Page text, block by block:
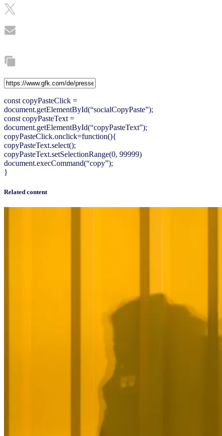
const copyPasteClick =
document.getElementById(“socialCopyPaste”);
const copyPasteText =
document.getElementById(“copyPasteText”);
copyPasteClick.onclick=function(){
copyPasteText.select();
copyPasteText.setSelectionRange(0, 99999)
document.execCommand(“copy”);
}
Related content